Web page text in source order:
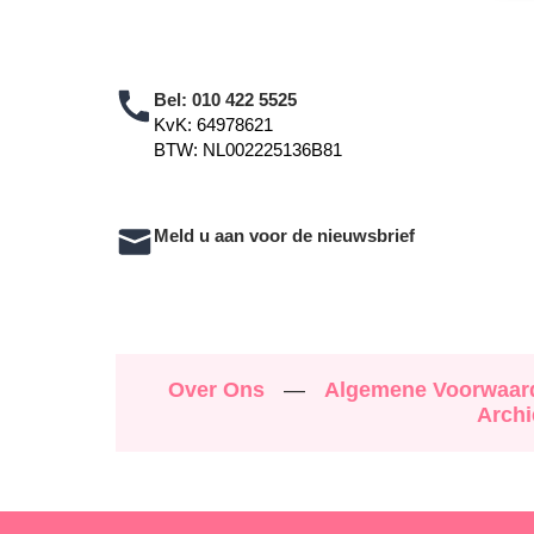
Bel: 010 422 5525
KvK: 64978621
BTW: NL002225136B81
Meld u aan voor de nieuwsbrief
Over Ons — Algemene